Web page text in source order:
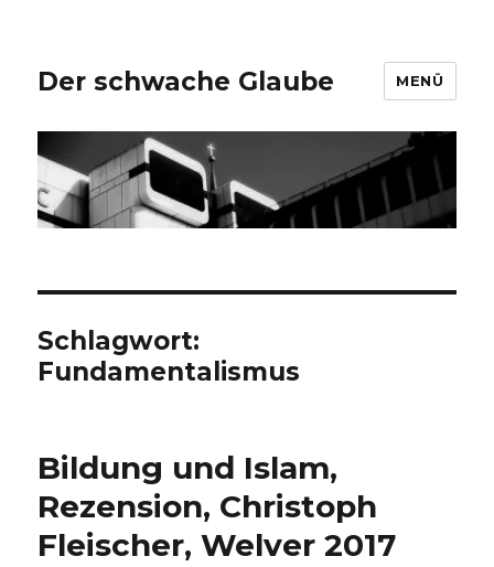
Der schwache Glaube MENÜ
Schlagwort:
Fundamentalismus
Bildung und Islam,
Rezension, Christoph
Fleischer, Welver 2017